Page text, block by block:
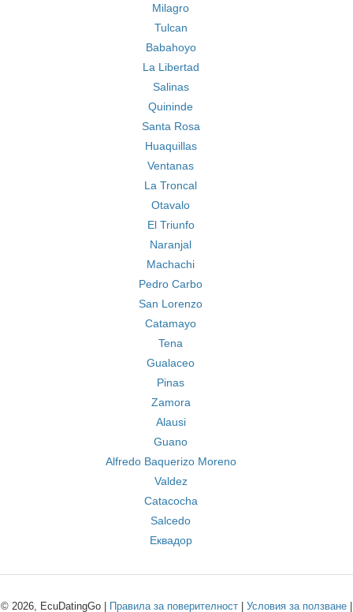
Milagro
Tulcan
Babahoyo
La Libertad
Salinas
Quininde
Santa Rosa
Huaquillas
Ventanas
La Troncal
Otavalo
El Triunfo
Naranjal
Machachi
Pedro Carbo
San Lorenzo
Catamayo
Tena
Gualaceo
Pinas
Zamora
Alausi
Guano
Alfredo Baquerizo Moreno
Valdez
Catacocha
Salcedo
Еквадор
© 2026, EcuDatingGo | Правила за поверителност Условия за ползване